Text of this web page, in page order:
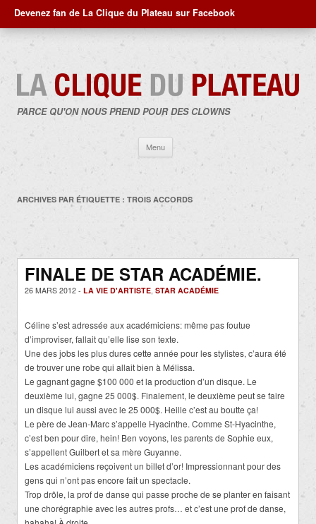
Devenez fan de La Clique du Plateau sur Facebook
PARCE QU'ON NOUS PREND POUR DES CLOWNS
Menu
contenu
ARCHIVES PAR ÉTIQUETTE : TROIS ACCORDS
FINALE DE STAR ACADÉMIE.
26 MARS 2012 - LA VIE D'ARTISTE, STAR ACADÉMIE
Céline s’est adressée aux académiciens: même pas foutue
d’improviser, fallait qu’elle lise son texte.
Une des jobs les plus dures cette année pour les stylistes, c’aura été
de trouver une robe qui allait bien à Mélissa.
Le gagnant gagne $100 000 et la production d’un disque. Le
deuxième lui, gagne 25 000$. Finalement, le deuxième peut se faire
un disque lui aussi avec le 25 000$. Heille c’est au boutte ça!
Le père de Jean-Marc s’appelle Hyacinthe. Comme St-Hyacinthe,
c’est ben pour dire, hein! Ben voyons, les parents de Sophie eux,
s’appellent Guilbert et sa mère Guyanne.
Les académiciens reçoivent un billet d’or! Impressionnant pour des
gens qui n’ont pas encore fait un spectacle.
Trop drôle, la prof de danse qui passe proche de se planter en faisant
une chorégraphie avec les autres profs… et c’est une prof de danse,